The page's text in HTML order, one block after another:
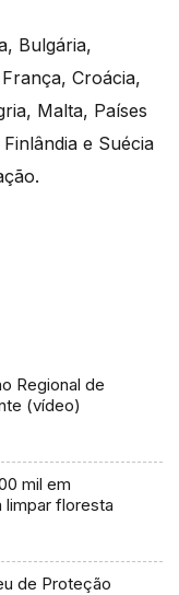
Bulgária,
Croácia,
Malta, Países
e Suécia
Regional de
(vídeo)
mil em
limpar floresta
de Proteção